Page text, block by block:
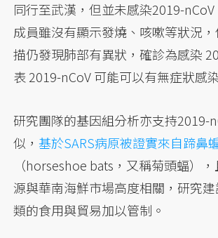
同行至武漢，但並未感染2019-
成員雖沒有顯示發燒、咳嗽等狀況
描仍發現肺部有異狀，確診為感染
表 2019-nCoV 可能可以有無症狀感
研究團隊的基因組分析亦支持2019-
似，基於SARS病原被證實來自蹄鼻
（horseshoe bats，又稱菊頭蝠）
源與華南海鮮市場高度相關，研究
類的食用與貿易加以管制。